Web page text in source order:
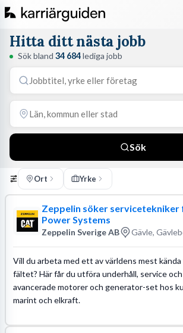
Hitta ditt nästa jobb
Sök bland 34 684lediga jobb
Sök
Ort Yrke
Zeppelin söker servicetekniker
Power Systems
Zeppelin Sverige AB Gävle,
Vill du arbeta med ett av världens mest
fältet? Här får du utföra underhåll, service
avancerade motorer och generator-set hos
marint och elkraft.